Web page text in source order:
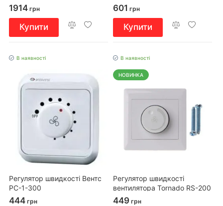
1914 грн
Купити
601 грн
Купити
В наявності
Регулятор швидкості Вентс
РС-1-300
444 грн
В наявності
НОВИНКА
Регулятор швидкості
вентилятора Tornado RS-200
449 грн